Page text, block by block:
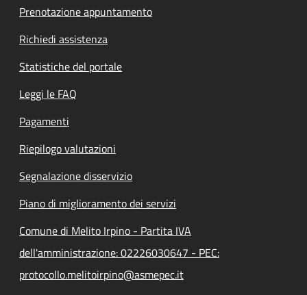
Prenotazione appuntamento
Richiedi assistenza
Statistiche del portale
Leggi le FAQ
Pagamenti
Riepilogo valutazioni
Segnalazione disservizio
Piano di miglioramento dei servizi
Comune di Melito Irpino - Partita IVA
dell'amministrazione: 02226030647 - PEC:
protocollo.melitoirpino@asmepec.it